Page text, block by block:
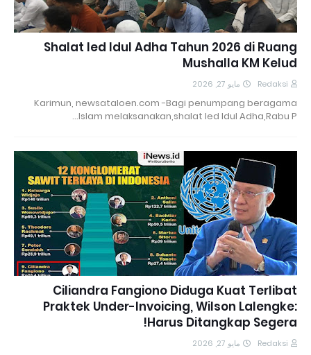
Shalat Ied Idul Adha Tahun 2026 di Ruang
Mushalla KM Kelud
Redaksi مايو 27, 2026
Karimun, newsataloen.com -Bagi penumpang beragama
Islam melaksanakan,shalat Ied Idul Adha,Rabu P…
Ciliandra Fangiono Diduga Kuat Terlibat
Praktek Under-Invoicing, Wilson Lalengke:
Harus Ditangkap Segera!
Redaksi مايو 27, 2026